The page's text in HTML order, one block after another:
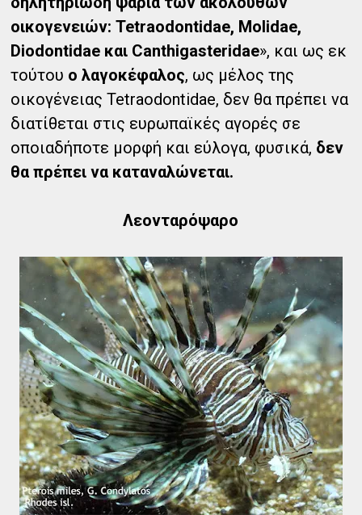
οικογενειών: Tetraodontidae, Molidae,
Diodontidae και Canthigasteridae», και ως εκ
τούτου ο λαγοκέφαλος, ως μέλος της
οικογένειας Tetraodontidae, δεν θα πρέπει να
διατίθεται στις ευρωπαϊκές αγορές σε
οποιαδήποτε μορφή και εύλογα, φυσικά, δεν
θα πρέπει να καταναλώνεται.
Λεονταρόψαρο